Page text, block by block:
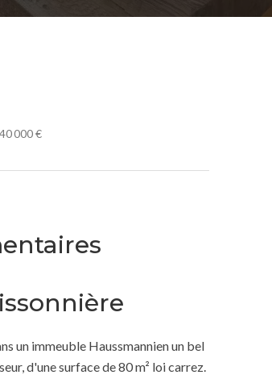
000 €
un immeuble Haussmannien un bel
d'une surface de 80 m² loi carrez.